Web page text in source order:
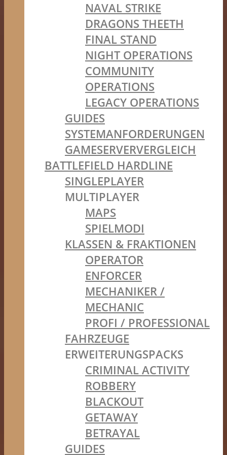
NAVAL STRIKE
DRAGONS THEETH
FINAL STAND
NIGHT OPERATIONS
COMMUNITY
OPERATIONS
LEGACY OPERATIONS
GUIDES
SYSTEMANFORDERUNGEN
GAMESERVERVERGLEICH
BATTLEFIELD HARDLINE
SINGLEPLAYER
MULTIPLAYER
MAPS
SPIELMODI
KLASSEN & FRAKTIONEN
OPERATOR
ENFORCER
MECHANIKER /
MECHANIC
PROFI / PROFESSIONAL
FAHRZEUGE
ERWEITERUNGSPACKS
CRIMINAL ACTIVITY
ROBBERY
BLACKOUT
GETAWAY
BETRAYAL
GUIDES